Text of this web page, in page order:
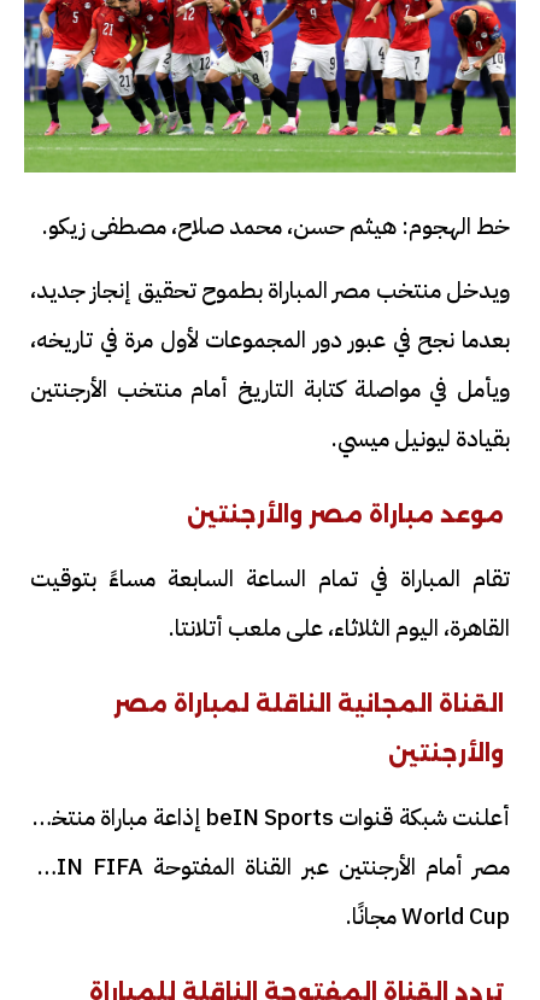
خط الهجوم: هيثم حسن، محمد صلاح، مصطفى زيكو.
ويدخل منتخب مصر المباراة بطموح تحقيق إنجاز جديد،
بعدما نجح في عبور دور المجموعات لأول مرة في تاريخه،
ويأمل في مواصلة كتابة التاريخ أمام منتخب الأرجنتين
بقيادة ليونيل ميسي.
موعد مباراة مصر والأرجنتين
تقام المباراة في تمام الساعة السابعة مساءً بتوقيت
القاهرة، اليوم الثلاثاء، على ملعب أتلانتا.
القناة المجانية الناقلة لمباراة مصر
والأرجنتين
أعلنت شبكة قنوات beIN Sports إذاعة مباراة منتخب
مصر أمام الأرجنتين عبر القناة المفتوحة beIN FIFA
World Cup مجانًا.
تردد القناة المفتوحة الناقلة للمباراة